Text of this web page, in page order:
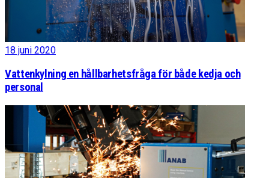
18 juni 2020
Vattenkylning en hållbarhetsfråga för både kedja och
personal